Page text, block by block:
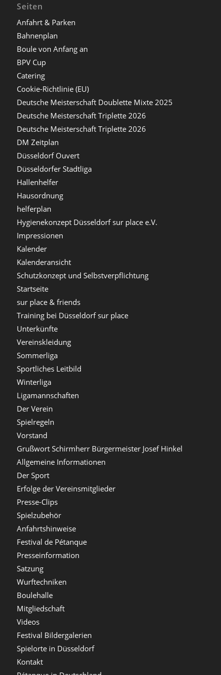
Seiten
Anfahrt & Parken
Bahnenplan
Boule von Anfang an
BPV Cup
Catering
Cookie-Richtlinie (EU)
Deutsche Meisterschaft Doublette Mixte 2025
Deutsche Meisterschaft Triplette 2026
Deutsche Meisterschaft Triplette 2026
DM Zeitplan
Düsseldorf Ouvert
Düsseldorfer Stadtliga
Hallenhelfer
Hausordnung
helferplan
Hygienekonzept Düsseldorf sur place e.V.
Impressionen
Kalender
Kalenderansicht
Schutzkonzept und Selbstverpflichtung
Startseite
sur place & friends
Training bei Düsseldorf sur place
Unterkünfte
Vereinskleidung
Sommerliga
Sportliches Leitbild
Winterliga
Ligamannschaften
Der Verein
Spielregeln
Vorstand
Grußwort Schirmherr Bürgermeister Josef Hinkel
Allgemeine Informationen
Der Sport
Erfolge der Vereinsmitglieder
Presse-Clips
Spielzubehör
Anfahrtshinweise
Festival de Pétanque
Presseinformation
Satzung
Wurftechniken
Boulehalle
Mitgliedschaft
Videos
Festival Bildergalerien
Spielorte in Düsseldorf
Kontakt